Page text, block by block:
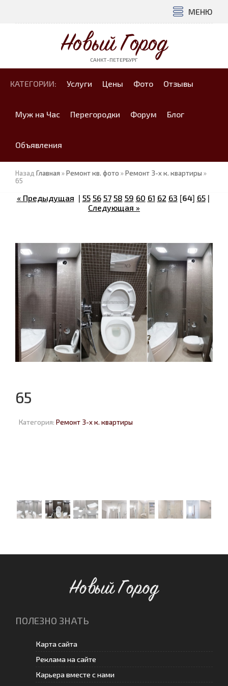
МЕНЮ
Новый Город
САНКТ-ПЕТЕРБУРГ
КАТЕГОРИИ: Услуги Цены Фото Отзывы
Муж на Час Перегородки Форум Блог
Объявления
Назад Главная »Ремонт кв. фото »Ремонт 3-х к. квартиры »
65
« Предыдущая | 55 56 57 58 59 60 61 62 63 [64] 65|
Следующая »
65
Категория: Ремонт 3-х к. квартиры
Новый Город
ПОЛЕЗНО ЗНАТЬ
Карта сайта
Реклама на сайте
Карьера вместе с нами